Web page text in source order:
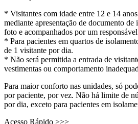
* Visitantes com idade entre 12 e 14
mediante apresentação de documento
foto e acompanhados por um
* Para pacientes em quartos de
de 1 visitante por dia.
* Não será permitida a entrada de
vestimentas ou comportamento
Para maior conforto nas unidades, só
por paciente, por vez. Não há limite de
por dia, exceto para pacientes em
Acesso Rápido >>>